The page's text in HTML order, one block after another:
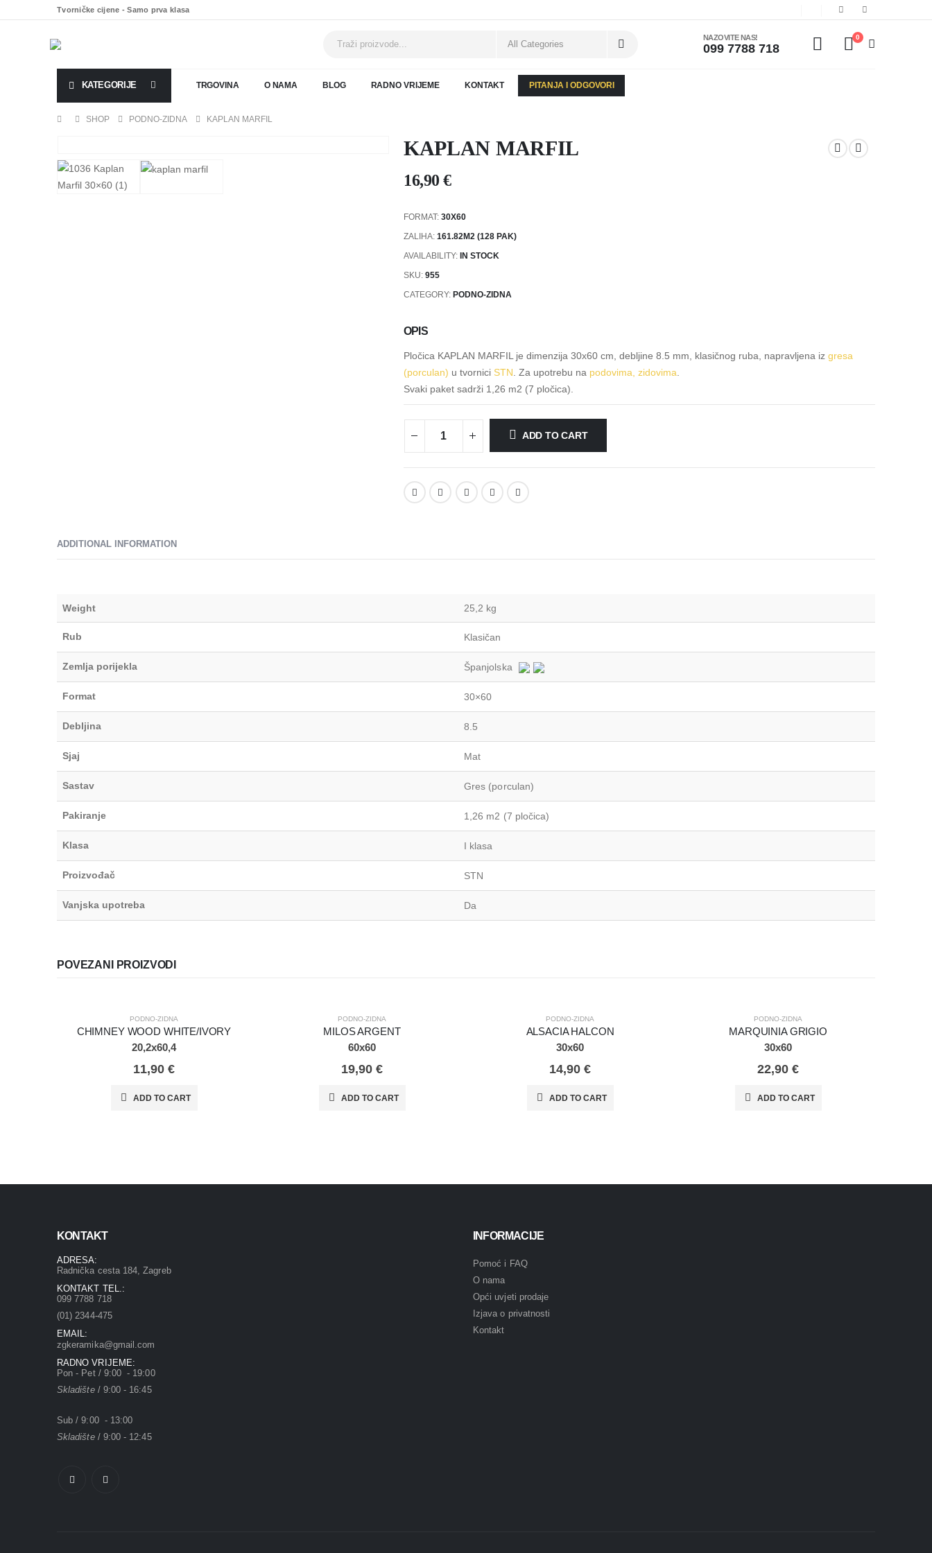
Tvorničke cijene - Samo prva klasa
NAZOVITE NAS!
099 7788 718
0
KATEGORIJE TRGOVINA O NAMA BLOG RADNO VRIJEME KONTAKT PITANJA I ODGOVORI
SHOP PODNO-ZIDNA KAPLAN MARFIL
KAPLAN MARFIL
16,90€
FORMAT: 30X60
ZALIHA: 161.82M2 (128 PAK)
AVAILABILITY: IN STOCK
SKU: 955
CATEGORY: PODNO-ZIDNA
OPIS
Pločica KAPLAN MARFIL je dimenzija 30x60 cm, debljine 8.5 mm, klasičnog ruba, napravljena iz gresa
(porculan) u tvornici STN . Za upotrebu na podovima, zidovima
Svaki paket sadrži 1,26 m2 (7 pločica).
ADD TO CART
ADDITIONAL INFORMATION
Weight 25,2 kg
Rub Klasičan
Zemlja porijekla Španjolska
Format 30×60
Debljina 8.5
Sjaj Mat
Sastav Gres (porculan)
Pakiranje 1,26 m2 (7 pločica)
Klasa I klasa
Proizvođač STN
Vanjska upotreba Da
POVEZANI PROIZVODI
PODNO-ZIDNA
CHIMNEY WOOD WHITE/IVORY
20,2x60,4
11,90 €
ADD TO CART
PODNO-ZIDNA
MILOS ARGENT
60x60
19,90 €
ADD TO CART
PODNO-ZIDNA
ALSACIA HALCON
30x60
14,90 €
ADD TO CART
PODNO-ZIDNA
MARQUINIA GRIGIO
30x60
22,90 €
ADD TO CART
KONTAKT
ADRESA:
Radnička cesta 184, Zagreb
KONTAKT TEL.:
099 7788 718
(01) 2344-475
EMAIL:
zgkeramika@gmail.com
RADNO VRIJEME:
Pon - Pet / 9:00 - 19:00
Skladište/ 9:00 - 16:45
Sub / 9:00 - 13:00
Skladište/ 9:00 - 12:45
INFORMACIJE
Pomoć i FAQ
O nama
Opći uvjeti prodaje
Izjava o privatnosti
Kontakt